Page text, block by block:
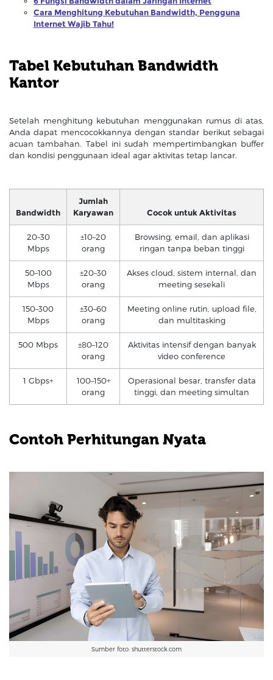
Cara Menghitung Kebutuhan Bandwidth, Pengguna
Internet Wajib Tahu!
Tabel Kebutuhan Bandwidth
Kantor
Setelah menghitung kebutuhan menggunakan rumus di atas,
Anda dapat mencocokkannya dengan standar berikut sebagai
acuan tambahan. Tabel ini sudah mempertimbangkan buffer
dan kondisi penggunaan ideal agar aktivitas tetap lancar.
Bandwidth
Jumlah
Karyawan
Cocok untuk Aktivitas
20–30
Mbps
±10–20
orang
Browsing, email, dan aplikasi
ringan tanpa beban tinggi
50–100
Mbps
±20–30
orang
Akses cloud, sistem internal, dan
meeting sesekali
150–300
Mbps
±30–60
orang
Meeting online rutin, upload file,
dan multitasking
500 Mbps
±80–120
orang
Aktivitas intensif dengan banyak
video conference
1 Gbps+
100–150+
orang
Operasional besar, transfer data
tinggi, dan meeting simultan
Contoh Perhitungan Nyata
Sumber foto: shutterstock.com